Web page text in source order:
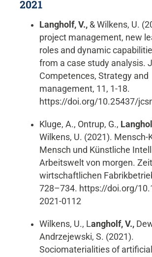
2021
Langholf, V., & Wilkens, U.
project management, new
roles and dynamic
from a case study analysis.
Competences, Strategy and
management, 11, 1-18.
https://doi.org/10.25437/
Kluge, A., Ontrup, G.,
Wilkens, U. (2021). Mensch-
Mensch und Künstliche
Arbeitswelt von morgen.
wirtschaftlichen
728–734. https://doi.org/
2021-0112
Wilkens, U., Langholf, V.,
Andrzejewski, S. (2021).
Sociomaterialities of